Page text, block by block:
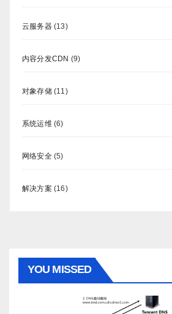
云服务器(13)
内容分发CDN (9)
对象存储(11)
系统运维(6)
网络安全(5)
解决方案 (16)
YOU MISSED